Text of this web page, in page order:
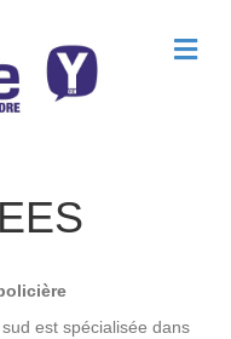
M
e
est spécialisée dans